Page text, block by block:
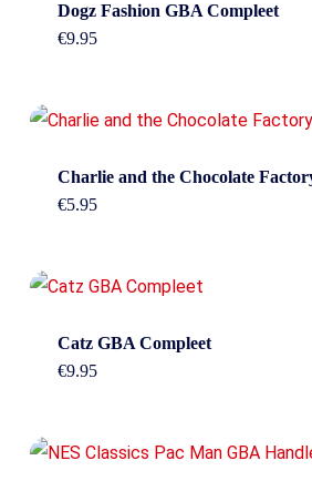
Dogz Fashion GBA Compleet
€9.95
Charlie and the Chocolate
€5.95
Catz GBA Compleet
€9.95